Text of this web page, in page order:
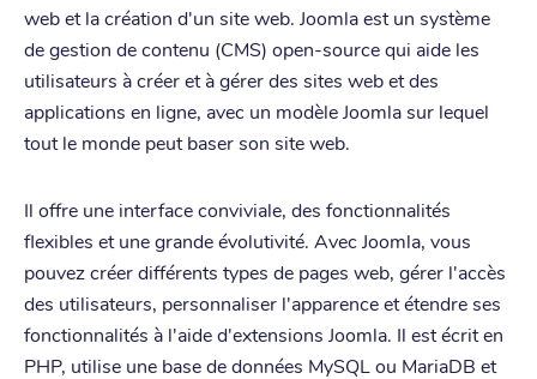
web et la création d'un site web. Joomla est un système
de gestion de contenu (CMS) open-source qui aide les
utilisateurs à créer et à gérer des sites web et des
applications en ligne, avec un modèle Joomla sur lequel
tout le monde peut baser son site web.
Il offre une interface conviviale, des fonctionnalités
flexibles et une grande évolutivité. Avec Joomla, vous
pouvez créer différents types de pages web, gérer l'accès
des utilisateurs, personnaliser l'apparence et étendre ses
fonctionnalités à l'aide d'extensions Joomla. Il est écrit en
PHP, utilise une base de données MySQL ou MariaDB et